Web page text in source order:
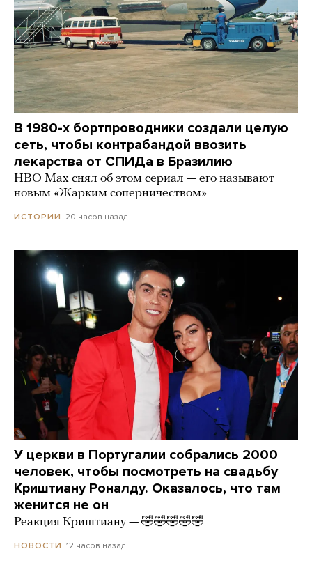
В 1980-х бортпроводники создали целую
сеть, чтобы контрабандой ввозить
лекарства от СПИДа в Бразилию
HBO Max снял об этом сериал — его называют
новым «Жарким соперничеством»
ИСТОРИИ 20 часов назад
У церкви в Португалии собрались 2000
человек, чтобы посмотреть на свадьбу
Криштиану Роналду. Оказалось, что там
женится не он
Реакция Криштиану — 🤣🤣🤣🤣🤣
НОВОСТИ 12 часов назад